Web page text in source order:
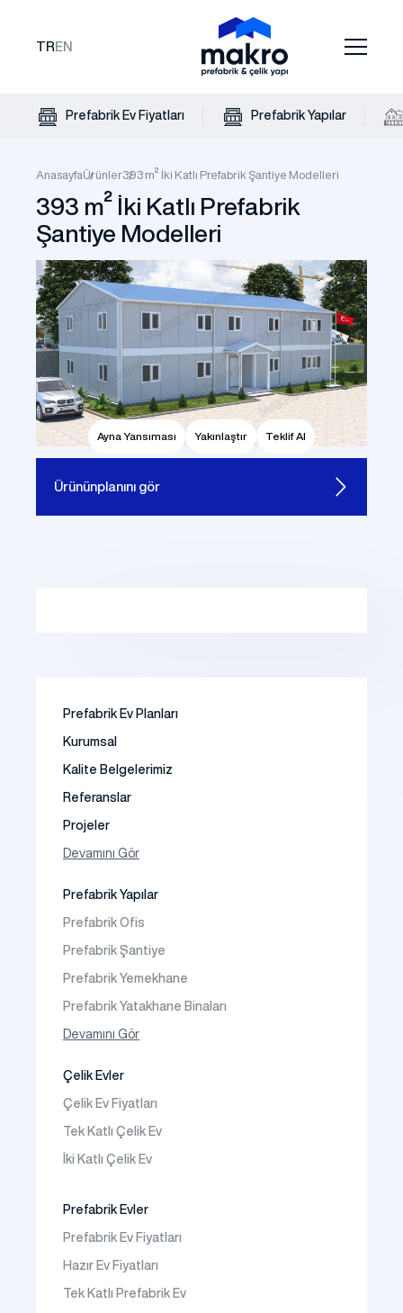
TR EN
Prefabrik Ev Fiyatları Prefabrik Yapılar
AnasayfaÜrünler393 m² İki Katlı Prefabrik Şantiye Modelleri
393 m² İki Katlı Prefabrik
Şantiye Modelleri
Ayna Yansıması Yakınlaştır Teklif Al
Ürününplanını gör
Prefabrik Ev Planları
Kurumsal
Kalite Belgelerimiz
Referanslar
Projeler
Fotoğraf Galeri
Devamını Gör
Prefabrik Yapılar
Prefabrik Ofis
Prefabrik Şantiye
Prefabrik Yemekhane
Prefabrik Yatakhane Binaları
Prefabrik Dükkan
Prefabrik Acil Afet Binaları
Prefabrik WC Duş Binaları
Şantiye Mobilizasyon
Şantiye Kamp Binaları
Devamını Gör
Çelik Evler
Çelik Ev Fiyatları
Tek Katlı Çelik Ev
İki Katlı Çelik Ev
Prefabrik Evler
Prefabrik Ev Fiyatları
Hazır Ev Fiyatları
Tek Katlı Prefabrik Ev